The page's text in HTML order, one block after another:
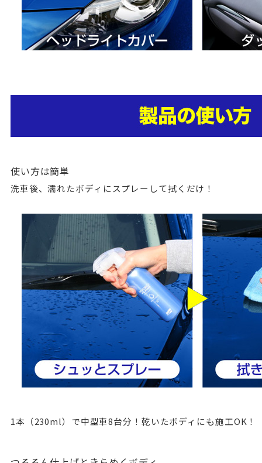
使い方は簡単
洗車後、濡れたボディにスプレーして拭くだけ！
1本（230ml）で中型車8台分！乾いたボディにも施工OK！